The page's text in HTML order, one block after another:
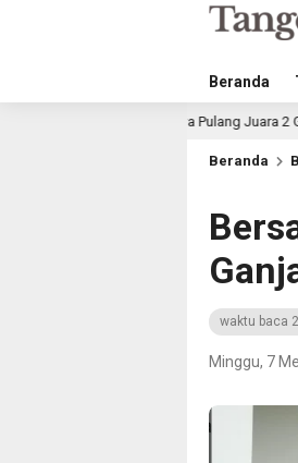
Beranda
Pulang Juara 2 Grup Teater Terbaik
Beranda
waktu baca
Minggu, 7